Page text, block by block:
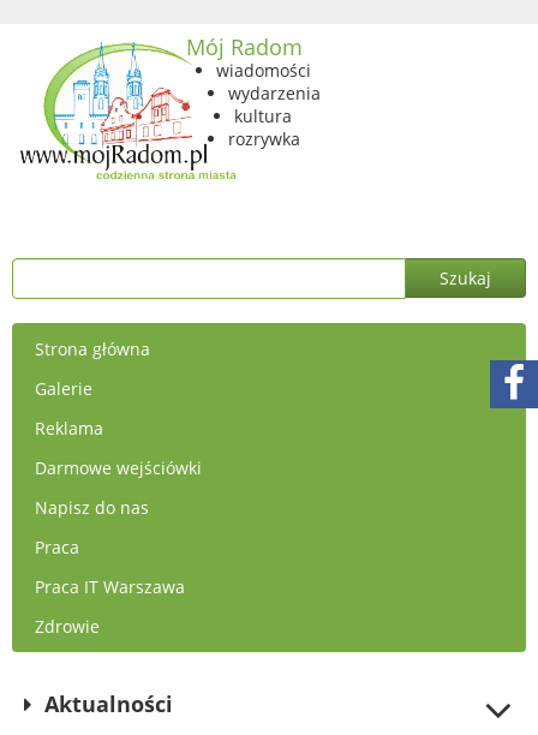
Mój Radom
wiadomości
wydarzenia
kultura
rozrywka
Strona główna
Galerie
Reklama
Darmowe wejściówki
Napisz do nas
Praca
Praca IT Warszawa
Zdrowie
Aktualności